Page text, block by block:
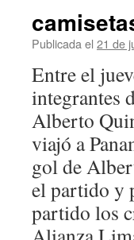
Publicada el 21 de
Entre el
integrantes
Alberto
viajó a
gol de
el partido y
partido los